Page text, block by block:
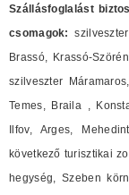
Szállásfoglalást
csomagok:
Brassó, Krassó-
szilveszter
Temes, Braila ,
Ilfov, Arges,
következő turisztikai
hegység, Szeben